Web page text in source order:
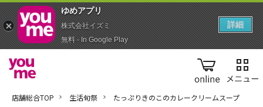
online
店舗総合TOP 生活旬祭 たっぷりきのこのカレークリームスープ
ゆめアプ‪リ‬
株式会社イズミ
無料 - In Google Play
詳細